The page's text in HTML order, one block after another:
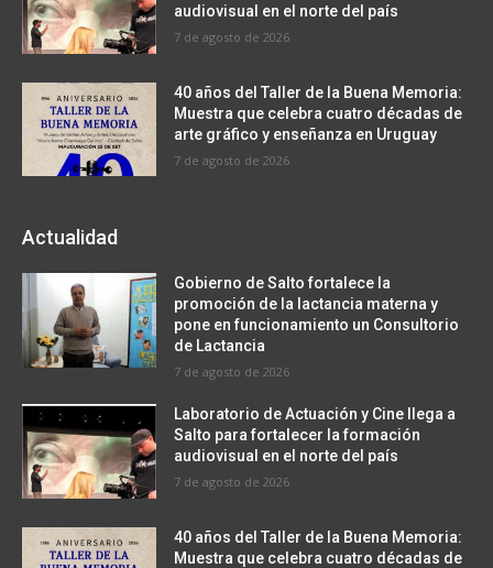
audiovisual en el norte del país
7 de agosto de 2026
40 años del Taller de la Buena Memoria:
Muestra que celebra cuatro décadas de
arte gráfico y enseñanza en Uruguay
7 de agosto de 2026
Actualidad
Gobierno de Salto fortalece la
promoción de la lactancia materna y
pone en funcionamiento un Consultorio
de Lactancia
7 de agosto de 2026
Laboratorio de Actuación y Cine llega a
Salto para fortalecer la formación
audiovisual en el norte del país
7 de agosto de 2026
40 años del Taller de la Buena Memoria:
Muestra que celebra cuatro décadas de